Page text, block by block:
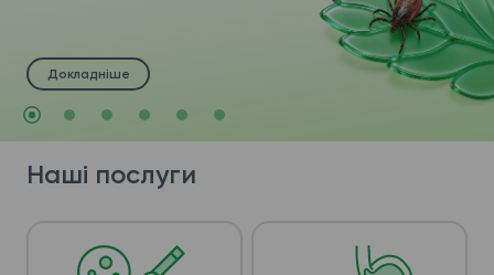
Докладніше
Наші послуги